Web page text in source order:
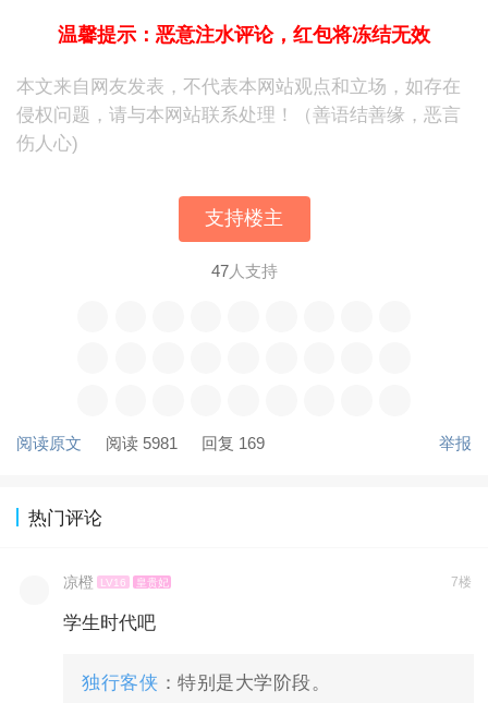
温馨提示：恶意注水评论，红包将冻结无效
本文来自网友发表，不代表本网站观点和立场，如存在
侵权问题，请与本网站联系处理！（善语结善缘，恶言
伤人心)
支持楼主
47人支持
阅读原文 阅读 5981 回复 169 举报
热门评论
凉橙 LV16 皇贵妃 7楼
学生时代吧
独行客侠 ：特别是大学阶段。